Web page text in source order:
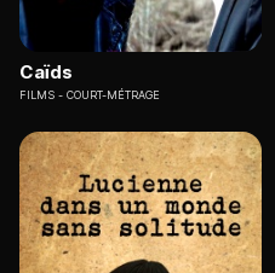
Caïds
FILMS COURT-MÉTRAGE